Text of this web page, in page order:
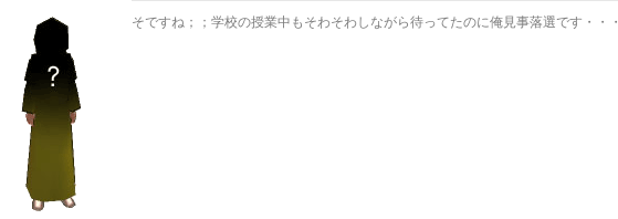
そですね；；学校の授業中もそわそわしながら待ってたのに俺見事落選です・・・